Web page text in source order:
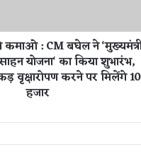
: CM बघेल ने
योजना‘ का किया शुभारंभ,
वृक्षारोपण करने पर मिलेंगे 10
हजार